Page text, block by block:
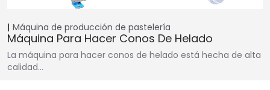
Máquina de producción de pastelería
Máquina Para Hacer Conos De Helado
La máquina para hacer conos de helado está hecha de alta
calidad…